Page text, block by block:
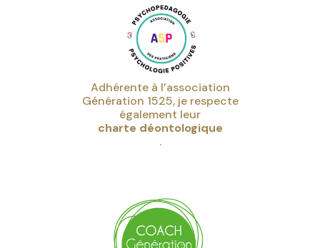
Adhérente à l’association
Génération 1525, je respecte
également leur
charte déontologique
.